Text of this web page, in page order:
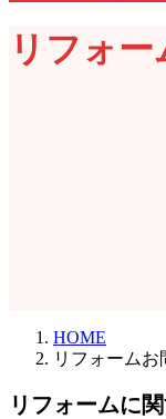
リフォ
HOME
リフォームお
リフォームに